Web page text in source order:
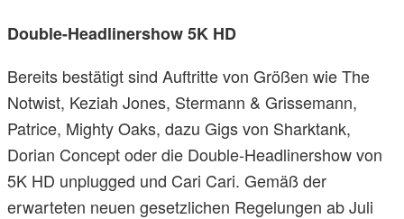
Double-Headlinershow 5K HD
Bereits bestätigt sind Auftritte von Größen wie The
Notwist, Keziah Jones, Stermann & Grissemann,
Patrice, Mighty Oaks, dazu Gigs von Sharktank,
Dorian Concept oder die Double-Headlinershow von
5K HD unplugged und Cari Cari. Gemäß der
erwarteten neuen gesetzlichen Regelungen ab Juli